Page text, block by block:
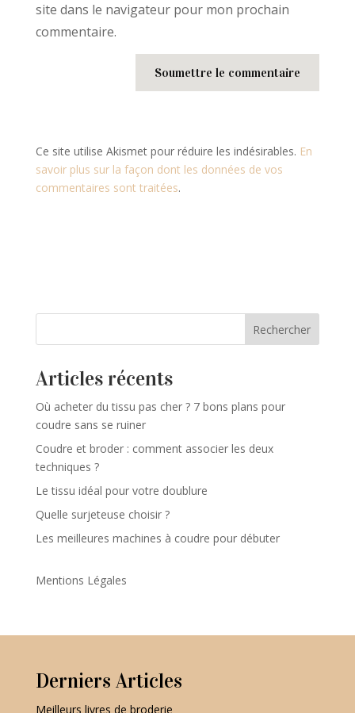
site dans le navigateur pour mon prochain
commentaire.
Soumettre le commentaire
Ce site utilise Akismet pour réduire les indésirables. En
savoir plus sur la façon dont les données de vos
commentaires sont traitées.
Rechercher
Articles récents
Où acheter du tissu pas cher ? 7 bons plans pour
coudre sans se ruiner
Coudre et broder : comment associer les deux
techniques ?
Le tissu idéal pour votre doublure
Quelle surjeteuse choisir ?
Les meilleures machines à coudre pour débuter
Mentions Légales
Derniers Articles
Meilleurs livres de broderie